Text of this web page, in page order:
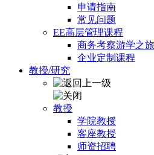
申请指南
常见问题
EE高层管理课程
商务考察游学之旅
企业定制课程
教授/研究
教授
学院教授
客座教授
师资招聘